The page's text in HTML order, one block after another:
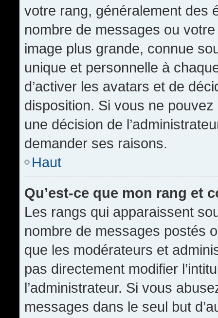
votre rang, généralement des
nombre de messages ou
image plus grande, connue
unique et personnelle à
d’activer les avatars et de
disposition. Si vous ne pouvez
une décision de
demander ses raisons.
Haut
Qu’est-ce que mon rang et
Les rangs qui apparaissent
nombre de messages postés
que les modérateurs et
pas directement modifier
l’administrateur. Si vous
messages dans le seul but